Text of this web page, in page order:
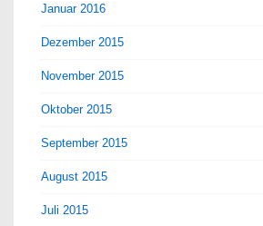
Januar 2016
Dezember 2015
November 2015
Oktober 2015
September 2015
August 2015
Juli 2015